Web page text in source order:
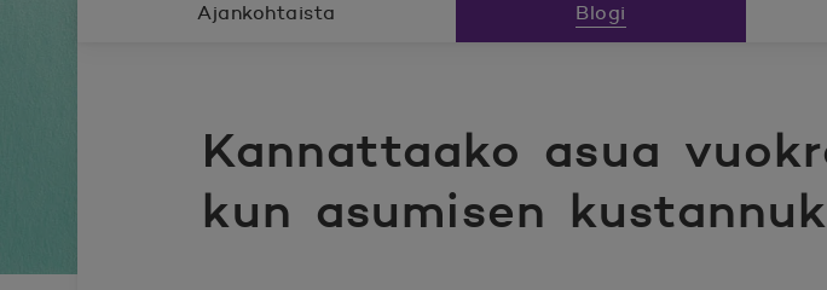
Kannattaako asua
kun asumisen
Ajankohtaista Blogi